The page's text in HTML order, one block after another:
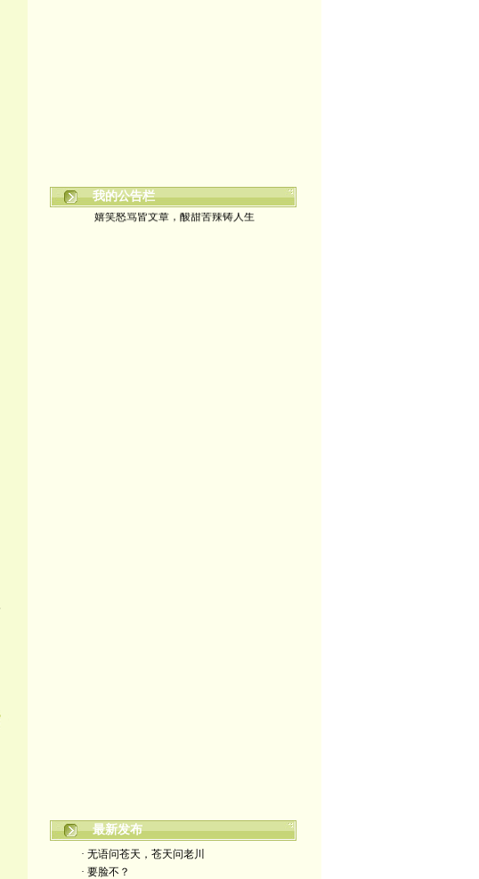
我的公告栏
嬉笑怒骂皆文章，酸甜苦辣铸人生
最新发布
· 无语问苍天，苍天问老川
· 要脸不？